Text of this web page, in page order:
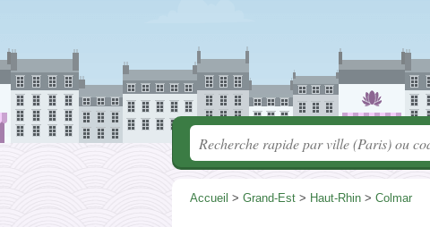
Accueil > Grand-Est > Haut-Rhin > Colmar